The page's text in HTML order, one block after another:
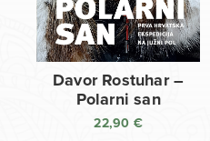
Davor Rostuhar –
Polarni san
22,90 €